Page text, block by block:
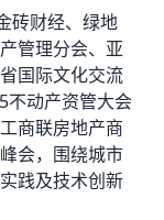
砖财经、绿地
管理分会、亚
国际文化交流
不动产资管大会
商联房地产商
会，围绕城市
践及技术创新